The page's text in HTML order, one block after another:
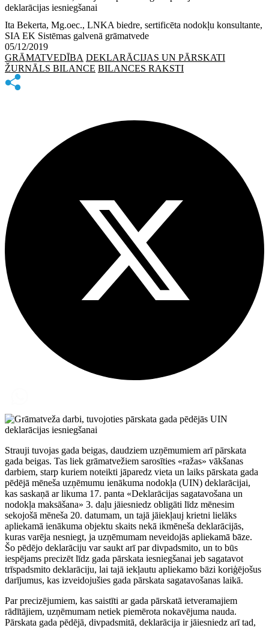
deklarācijas iesniegšanai
Ita Bekerta, Mg.oec., LNKA biedre, sertificēta nodokļu konsultante,
SIA EK Sistēmas galvenā grāmatvede
05/12/2019
GRĀMATVEDĪBA DEKLARĀCIJAS UN PĀRSKATI
ŽURNĀLS BILANCE BILANCES RAKSTI
Strauji tuvojas gada beigas, daudziem uzņēmumiem arī pārskata
gada beigas. Tas liek grāmatvežiem sarosīties «ražas» vākšanas
darbiem, starp kuriem noteikti jāparedz vieta un laiks pārskata gada
pēdējā mēneša uzņēmumu ienākuma nodokļa (UIN) deklarācijai,
kas saskaņā ar likuma 17. panta «Deklarācijas sagatavošana un
nodokļa maksāšana» 3. daļu jāiesniedz obligāti līdz mēnesim
sekojošā mēneša 20. datumam, un tajā jāiekļauj krietni lielāks
apliekamā ienākuma objektu skaits nekā ikmēneša deklarācijās,
kuras varēja nesniegt, ja uzņēmumam neveidojās apliekamā bāze.
Šo pēdējo deklarāciju var saukt arī par divpadsmito, un to būs
iespējams precizēt līdz gada pārskata iesniegšanai jeb sagatavot
trīspadsmito deklarāciju, lai tajā iekļautu apliekamo bāzi koriģējošus
darījumus, kas izveidojušies gada pārskata sagatavošanas laikā.
Par precizējumiem, kas saistīti ar gada pārskatā ietveramajiem
rādītājiem, uzņēmumam netiek piemērota nokavējuma nauda.
Pārskata gada pēdējā, divpadsmitā, deklarācija ir jāiesniedz arī tad,